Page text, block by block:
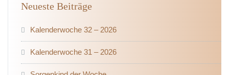
Neueste Beiträge
Kalenderwoche 32 – 2026
Kalenderwoche 31 – 2026